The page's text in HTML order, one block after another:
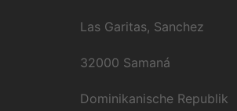
Las Garitas, Sanchez
32000 Samaná
Dominikanische Republik